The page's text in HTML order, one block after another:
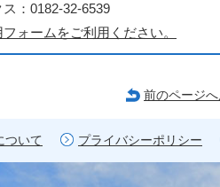
：0182-32-6539
ォームをご利用ください。
前のページへ
ついて プライバシーポリシー